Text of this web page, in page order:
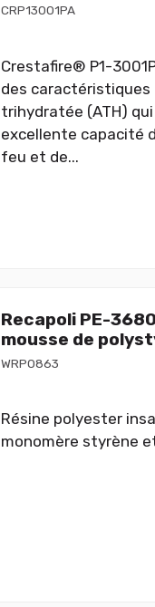
CRP13001PA
Crestafire® P1-
des caractéristiques
trihydratée (ATH)
excellente capacité
feu et de...
Recapoli PE-
mousse de
WRP0863
Résine polyester
monomère styrène